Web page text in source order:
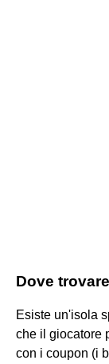
Dove
Esiste un'isola
che il giocatore
con i coupon (i